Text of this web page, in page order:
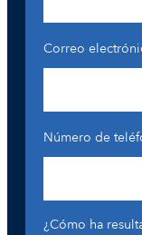
Correo
Número de
¿Cómo ha